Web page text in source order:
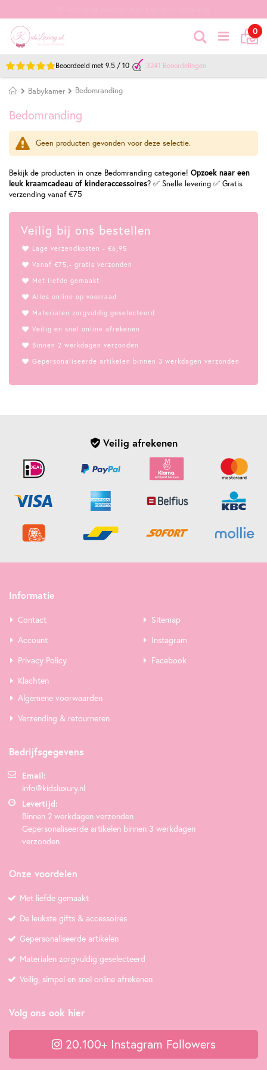
0
Zoek
Beoordeeld met 9.5 / 10 3241 Beoordelingen
Home
Babykamer Bedomranding
Bedomranding
Geen producten gevonden voor deze selectie.
Bekijk de producten in onze Bedomranding categorie! Opzoek naar een
leuk kraamcadeau of kinderaccessoires? ✅ Snelle levering ✅ Gratis
verzending vanaf €75
Veilig bij ons bestellen
Lage verzendkosten - €6,95
Vanaf €75,- gratis verzonden
Met liefde gemaakt
Alles online op voorraad
Materialen zorgvuldig geselecteerd
Veilig en snel online afrekenen
Binnen 2 werkdagen verzonden
Gepersonaliseerde artikelen binnen 3 werkdagen verzonden
Veilig afrekenen
Informatie
Contact
Account
Privacy Policy
Klachten
Sitemap
Instagram
Facebook
Algemene voorwaarden
Verzending & retourneren
Bedrijfsgegevens
Email:
info@kidsluxury.nl
Levertijd:
Binnen 2 werkdagen verzonden
Gepersonaliseerde artikelen binnen 3 werkdagen
verzonden
Onze voordelen
Met liefde gemaakt
De leukste gifts & accessoires
Gepersonaliseerde artikelen
Materialen zorgvuldig geselecteerd
Veilig, simpel en snel online afrekenen
Volg ons ook hier
20.100+ Instagram Followers